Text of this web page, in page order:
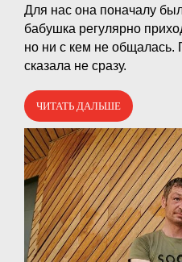
Для нас она поначалу
бабушка регулярно
но ни с кем не
сказала не сразу.
ЧИТАТЬ ДАЛЬШЕ